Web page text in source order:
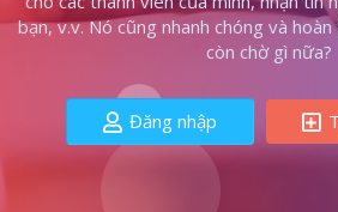
bạn, v.v. Nó cũng nhanh chóng và
còn chờ gì nữa?
Đăng nhập